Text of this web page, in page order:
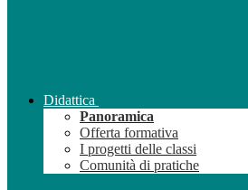
Didattica
Panoramica
Offerta formativa
I progetti delle classi
Comunità di pratiche